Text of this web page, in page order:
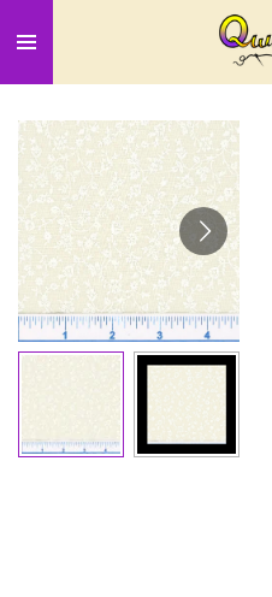
direct
naar
de
hoofdinhoud